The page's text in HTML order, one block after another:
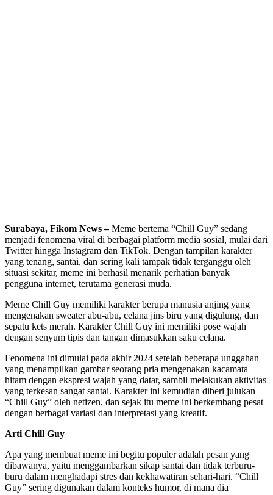
Surabaya, Fikom News –Meme bertema “Chill Guy” sedang
menjadi fenomena viral di berbagai platform media sosial, mulai dari
Twitter hingga Instagram dan TikTok. Dengan tampilan karakter
yang tenang, santai, dan sering kali tampak tidak terganggu oleh
situasi sekitar, meme ini berhasil menarik perhatian banyak
pengguna internet, terutama generasi muda.
Meme Chill Guy memiliki karakter berupa manusia anjing yang
mengenakan sweater abu-abu, celana jins biru yang digulung, dan
sepatu kets merah. Karakter Chill Guy ini memiliki pose wajah
dengan senyum tipis dan tangan dimasukkan saku celana.
Fenomena ini dimulai pada akhir 2024 setelah beberapa unggahan
yang menampilkan gambar seorang pria mengenakan kacamata
hitam dengan ekspresi wajah yang datar, sambil melakukan aktivitas
yang terkesan sangat santai. Karakter ini kemudian diberi julukan
“Chill Guy” oleh netizen, dan sejak itu meme ini berkembang pesat
dengan berbagai variasi dan interpretasi yang kreatif.
Arti Chill Guy
Apa yang membuat meme ini begitu populer adalah pesan yang
dibawanya, yaitu menggambarkan sikap santai dan tidak terburu-
buru dalam menghadapi stres dan kekhawatiran sehari-hari. “Chill
Guy” sering digunakan dalam konteks humor, di mana dia